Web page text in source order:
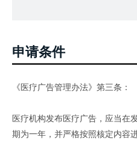
申请条件
《医疗广告管理办法》第三条：
医疗机构发布医疗广告，应当在
期为一年，并严格按照核定内容